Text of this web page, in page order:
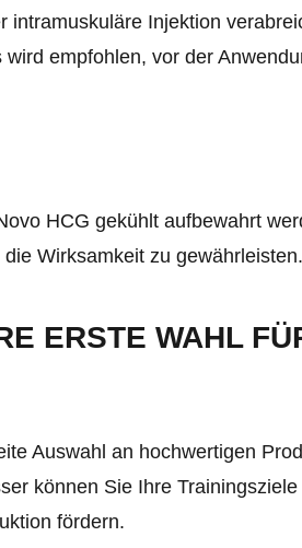
intramuskuläre Injektion
empfohlen, vor der
HCG gekühlt aufbewahrt
Wirksamkeit zu gewährleisten.
ERSTE WAHL
Auswahl an hochwertigen
können Sie Ihre
fördern.